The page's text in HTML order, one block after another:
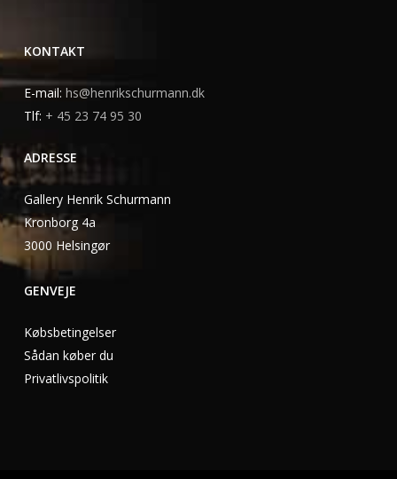
KONTAKT
E-mail: hs@henrikschurmann.dk
Tlf: + 45 23 74 95 30
ADRESSE
Gallery Henrik Schurmann
Kronborg 4a
3000 Helsingør
GENVEJE
Købsbetingelser
Sådan køber du
Privatlivspolitik